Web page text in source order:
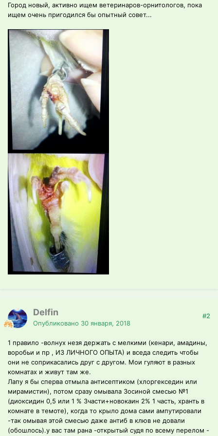
Город новый, активно ищем ветеринаров-орнитологов, пока
ищем очень пригодился бы опытный совет...
Delfin
Опубликовано 30 января, 2018
#2
1 правило -волнух незя держать с мелкими (кенари, амадины,
воробьи и пр , ИЗ ЛИЧНОГО ОПЫТА) и вседа следить чтобы
они не соприкасались друг с другом. Мои гуляют в разных
комнатах и живут там же.
Лапу я бы сперва отмыла антисептиком (хлоргекседин или
мирамистин), потом сразу омывала Зосиной смесью №1
(диоксидин 0,5 или 1 % 3части+новокаин 2% 1 часть, хранть в
комнате в темоте), когда то крыло дома сами ампутировали
-так омывая этой смесью даже антиб в клюв не довали
(обошлось).у вас там рана -открытый судя по всему перелом -